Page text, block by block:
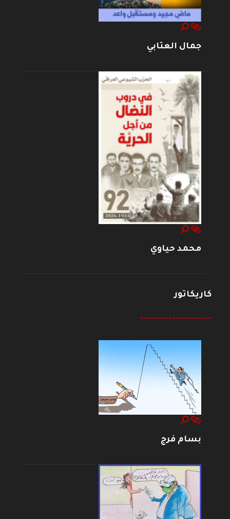
جمال العتابي
محمد حياوي
كاريكاتور
--------------------
بسام فرج